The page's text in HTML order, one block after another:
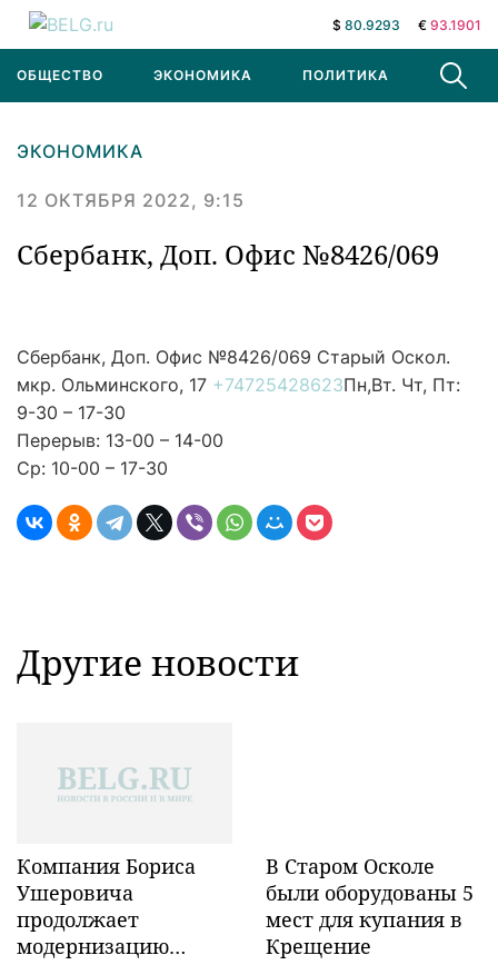
$ 80.9293 € 93.1901
ОБЩЕСТВО ЭКОНОМИКА ПОЛИТИКА В МИРЕ
ЭКОНОМИКА
12 ОКТЯБРЯ 2022, 9:15
Сбербанк, Доп. Офис №8426/069
Сбербанк, Доп. Офис №8426/069 Старый Оскол.
мкр. Ольминского, 17 +74725428623Пн,Вт. Чт, Пт:
9-30 – 17-30
Перерыв: 13-00 – 14-00
Ср: 10-00 – 17-30
Другие новости
Компания Бориса
Ушеровича
продолжает
модернизацию
В Старом Осколе
были оборудованы 5
мест для купания в
Крещение